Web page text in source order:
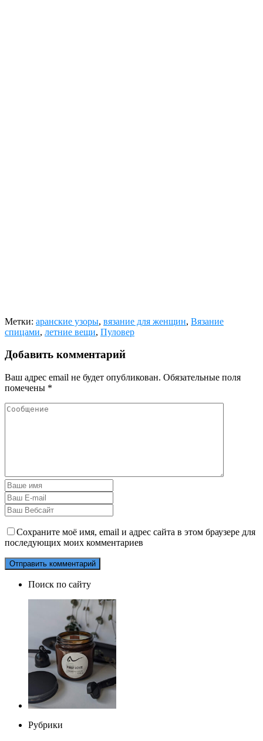
Метки: аранские узоры, вязание для женщин, Вязание
спицами, летние вещи, Пуловер
Добавить комментарий
Ваш адрес email не будет опубликован. Обязательные поля
помечены *
Сохраните моё имя, email и адрес сайта в этом браузере для
последующих моих комментариев
Поиск по сайту
Рубрики